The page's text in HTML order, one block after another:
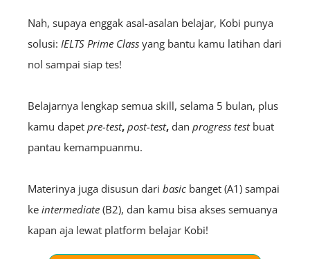
Nah, supaya enggak asal-asalan belajar, Kobi punya
solusi: IELTS Prime Class yang bantu kamu latihan dari
nol sampai siap tes!
Belajarnya lengkap semua skill, selama 5 bulan, plus
kamu dapet pre-test, post-test, dan progress testbuat
pantau kemampuanmu.
Materinya juga disusun dari basic banget (A1) sampai
ke intermediate (B2), dan kamu bisa akses semuanya
kapan aja lewat platform belajar Kobi!